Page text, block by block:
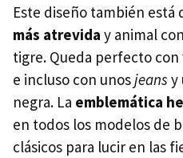
Este diseño también está
más atrevida y animal
tigre. Queda perfecto
e incluso con unosjeans y
negra. La emblemática
en todos los modelos de
clásicos para lucir en las